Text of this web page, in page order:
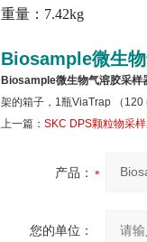
重量：7.42kg
Biosample微生
Biosample微生物气溶胶采样
架的箱子，1瓶ViaTrap （120
上一篇： SKC DPS颗粒物采
产品：
您的单位：